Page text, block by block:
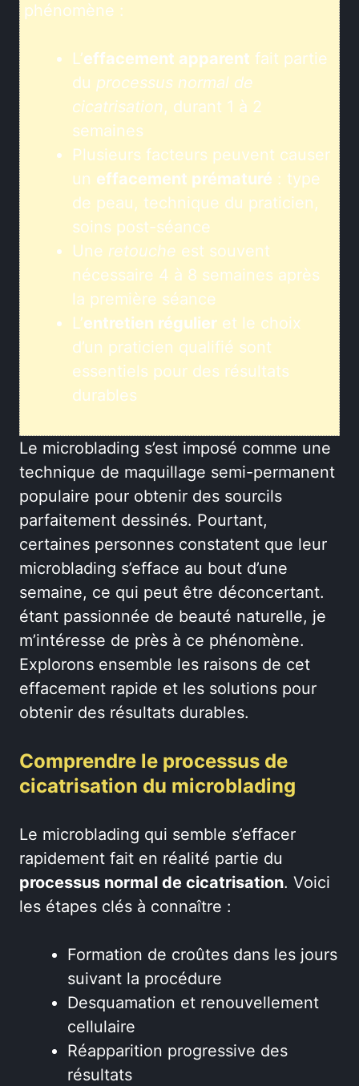
phénomène :
L’effacement apparent fait partie
du processus normal de
cicatrisation, durant 1 à 2
semaines
Plusieurs facteurs peuvent causer
un effacement prématuré : type
de peau, technique du praticien,
soins post-séance
Une retouche est souvent
nécessaire 4 à 8 semaines après
la première séance
L’entretien régulier et le choix
d’un praticien qualifié sont
essentiels pour des résultats
durables
Le microblading s’est imposé comme une
technique de maquillage semi-permanent
populaire pour obtenir des sourcils
parfaitement dessinés. Pourtant,
certaines personnes constatent que leur
microblading s’efface au bout d’une
semaine, ce qui peut être déconcertant.
étant passionnée de beauté naturelle, je
m’intéresse de près à ce phénomène.
Explorons ensemble les raisons de cet
effacement rapide et les solutions pour
obtenir des résultats durables.
Comprendre le processus de
cicatrisation du microblading
Le microblading qui semble s’effacer
rapidement fait en réalité partie du
processus normal de cicatrisation. Voici
les étapes clés à connaître :
Formation de croûtes dans les jours
suivant la procédure
Desquamation et renouvellement
cellulaire
Réapparition progressive des
résultats